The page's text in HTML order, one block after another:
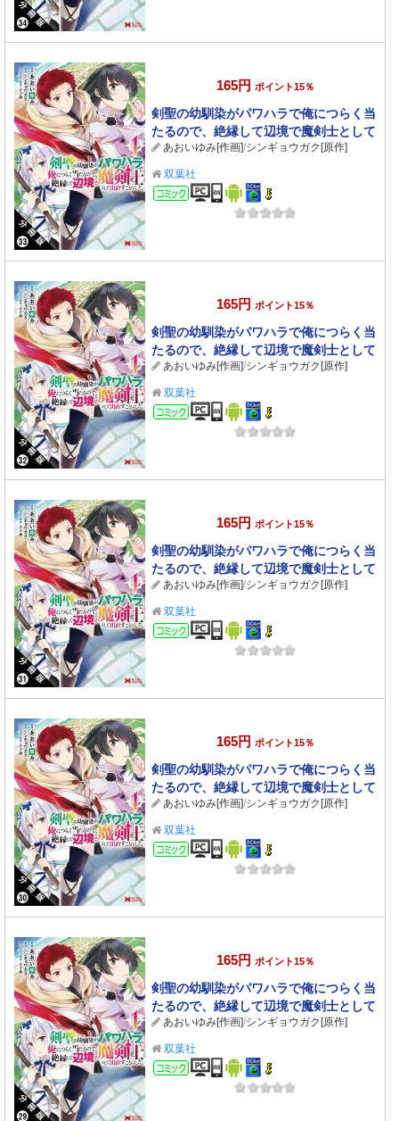
165円 ポイント15％
剣聖の幼馴染がパワハラで俺につらく当
たるので、絶縁して辺境で魔剣士として
出直すことにした。（コミック） 分冊版
： 33
あおいゆみ[作画]/シンギョウガク[原作]
双葉社
コミック
165円 ポイント15％
剣聖の幼馴染がパワハラで俺につらく当
たるので、絶縁して辺境で魔剣士として
出直すことにした。（コミック） 分冊版
： 32
あおいゆみ[作画]/シンギョウガク[原作]
双葉社
コミック
165円 ポイント15％
剣聖の幼馴染がパワハラで俺につらく当
たるので、絶縁して辺境で魔剣士として
出直すことにした。（コミック） 分冊版
： 31
あおいゆみ[作画]/シンギョウガク[原作]
双葉社
コミック
165円 ポイント15％
剣聖の幼馴染がパワハラで俺につらく当
たるので、絶縁して辺境で魔剣士として
出直すことにした。（コミック） 分冊版
： 30
あおいゆみ[作画]/シンギョウガク[原作]
双葉社
コミック
165円 ポイント15％
剣聖の幼馴染がパワハラで俺につらく当
たるので、絶縁して辺境で魔剣士として
出直すことにした。（コミック） 分冊版
： 29
あおいゆみ[作画]/シンギョウガク[原作]
双葉社
コミック